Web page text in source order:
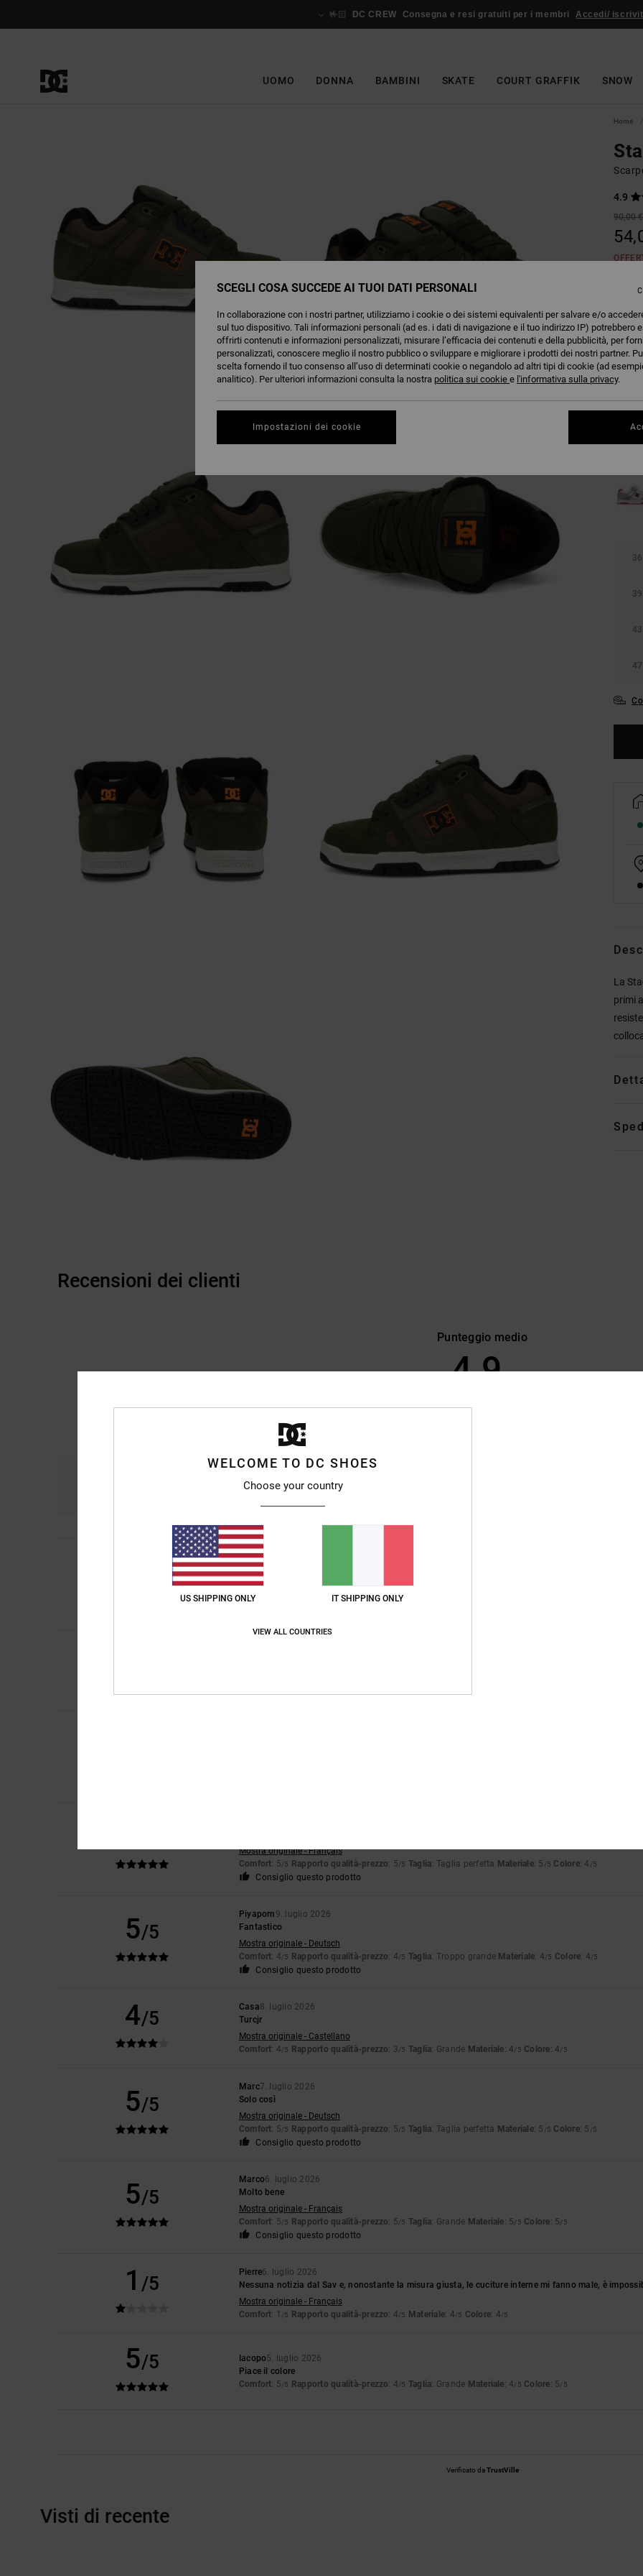
🤟🏻 DC CREW Consegna e resi gratuiti per i membri Accedi/
UOMO DONNA BAMBINI SKATE COURT GRAFFIK SNOW
Home
4.9
90,00 €
36
39
43
47
La
primi
Recensioni dei clienti
Punteggio medio
4.9
Michael
Estremamente comodo e all'altezza delle mie aspettative
Mostra originale - Français
Comfort
Rapporto qualità-prezzo: 5/5
Mostra originale - Français
Comfort: 5/5 Rapporto qualità-prezzo: 5/5 Taglia: Taglia perfetta Materiale: 5 /5 Colore: 4 /5
Consiglio questo prodotto
5/5
Piyaporn 9. luglio 2026
Fantastico
Mostra originale - Deutsch
Comfort: 4/5 Rapporto qualità-prezzo: 4/5 Taglia: Troppo grande Materiale: 4/5 Colore: 4/5
Consiglio questo prodotto
4/5
Casa8. luglio 2026
Turcjr
Mostra originale - Castellano
Comfort: 4/5 Rapporto qualità-prezzo: 3/5 Taglia: Grande Materiale: 4/5 Colore: 4/5
5/5
Marc7. luglio 2026
Solo così
Mostra originale - Deutsch
Comfort: 5/5 Rapporto qualità-prezzo: 5/5 Taglia: Taglia perfetta Materiale: 5 /5 Colore: 5 /5
Consiglio questo prodotto
5/5
Marco6. luglio 2026
Molto bene
Mostra originale - Français
Comfort: 5/5 Rapporto qualità-prezzo: 5/5 Taglia: Grande Materiale: 5/5 Colore: 5/5
Consiglio questo prodotto
1 /5
Pierre6. luglio 2026
Nessuna notizia dal Sav e, nonostante la misura giusta, le cuciture interne mi fanno male, è
Mostra originale - Français
Comfort: 1 /5 Rapporto qualità-prezzo: 4/5 Materiale: 4/5 Colore: 4/5
5/5 Iacopo5. luglio 2026
Piace il colore
Comfort: 5/5 Rapporto qualità-prezzo: 4/5 Taglia: Grande Materiale: 4/5 Colore: 5/5
Verificato daTrustVille
Visti di recente
WELCOME TO DC SHOES
Choose your country
US SHIPPING ONLY IT SHIPPING ONLY
VIEW ALL COUNTRIES
SCEGLI COSA SUCCEDE AI TUOI DATI PERSONALI
In collaborazione con i nostri partner, utilizziamo i cookie o dei sistemi equivalenti per salvare e/o
sul tuo dispositivo. Tali informazioni personali (ad es. i dati di navigazione e il tuo indirizzo IP) potrebbero
offrirti contenuti e informazioni personalizzati, misurare l’efficacia dei contenuti e della pubblicità, per
personalizzati, conoscere meglio il nostro pubblico o sviluppare e migliorare i prodotti dei nostri partner.
scelta fornendo il tuo consenso all’uso di determinati cookie o negandolo ad altri tipi di cookie (ad
analitico). Per ulteriori informazioni consulta la nostra politica sui cookie e l'informativa sulla privacy.
Impostazioni dei cookie